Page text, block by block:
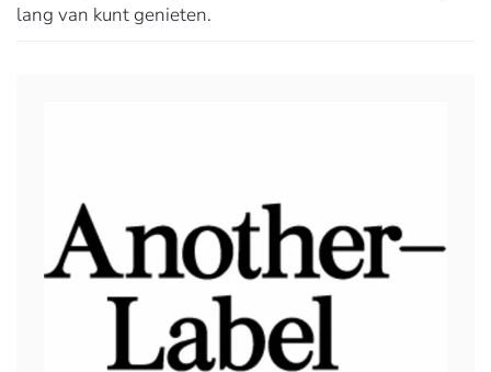
lang van kunt genieten.